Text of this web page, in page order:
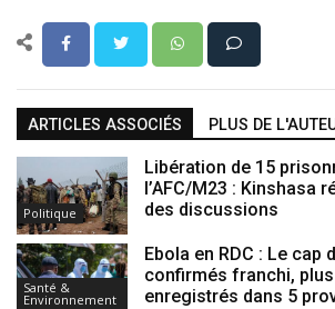
ARTICLES ASSOCIÉS PLUS DE
Politique
Libération de 15
l’AFC/M23 : Kinshasa
des discussions
Santé &
Environnement
Ebola en RDC : Le cap
confirmés franchi,
enregistrés dans 5